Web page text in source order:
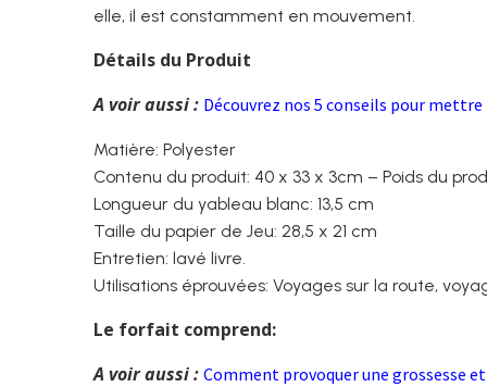
elle, il est constamment en mouvement.
Détails du Produit
A voir aussi : Découvrez nos 5 conseils pour
Matière: Polyester
Contenu du produit: 40 x 33 x 3cm – Poids du
Longueur du yableau blanc: 13,5 cm
Taille du papier de Jeu: 28,5 x 21 cm
Entretien: lavé livre.
Utilisations éprouvées: Voyages sur la route,
Le forfait comprend:
A voir aussi : Comment provoquer une grossesse